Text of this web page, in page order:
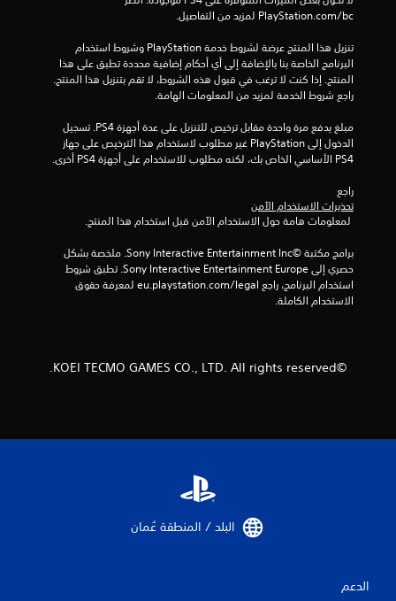
م
ت
‎PlayStation.com/bc لمزيد من التفاصيل.
راجع شروط الخدمة لمزيد من المعلومات الهامة.
PS4 الأساسي الخاص بك، لكنه مطلوب للاستخدام على أجهزة PS4 أخرى.
راجع
تحذيرات الاستخدام الآمن
الاستخدام الكاملة.
©KOEI TECMO GAMES CO., LTD. All rights reserved.
البلد / المنطقة عُمان‏
الدعم